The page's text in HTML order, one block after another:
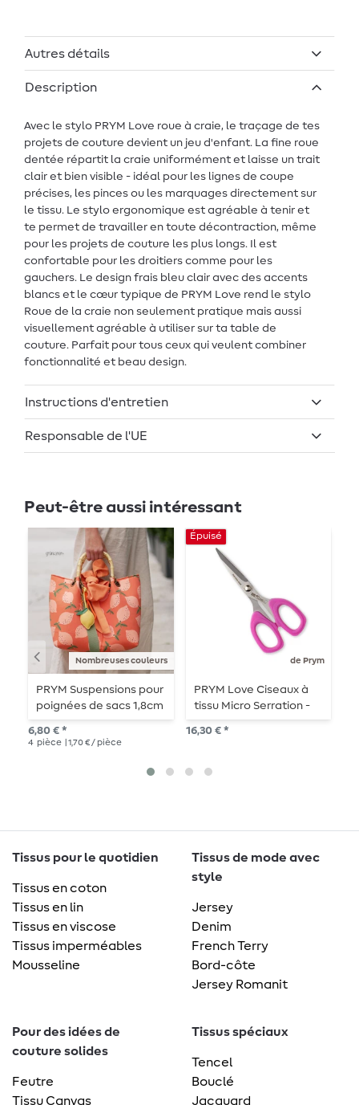
Autres détails
Description
Avec le stylo PRYM Love roue à craie, le traçage de tes
projets de couture devient un jeu d'enfant. La fine roue
dentée répartit la craie uniformément et laisse un trait
clair et bien visible - idéal pour les lignes de coupe
précises, les pinces ou les marquages directement sur
le tissu. Le stylo ergonomique est agréable à tenir et
te permet de travailler en toute décontraction, même
pour les projets de couture les plus longs. Il est
confortable pour les droitiers comme pour les
gauchers. Le design frais bleu clair avec des accents
blancs et le cœur typique de PRYM Love rend le stylo
Roue de la craie non seulement pratique mais aussi
visuellement agréable à utiliser sur ta table de
couture. Parfait pour tous ceux qui veulent combiner
fonctionnalité et beau design.
Instructions d'entretien
Responsable de l'UE
Peut-être aussi intéressant
Nombreuses couleurs
PRYM Suspensions pour
poignées de sacs 1,8cm
6,80 € *
4 pièce | 1,70 € / pièce
de Prym
Épuisé
PRYM Love Ciseaux à
tissu Micro Serration -
13,5 cm - rose
16,30 € *
Tissus pour le quotidien
Tissus en coton
Tissus en lin
Tissus en viscose
Tissus imperméables
Mousseline
Tissus de mode avec
style
Jersey
Denim
French Terry
Bord-côte
Jersey Romanit
Pour des idées de
couture solides
Feutre
Tissu Canvas
Tissus spéciaux
Tencel
Bouclé
Jacquard